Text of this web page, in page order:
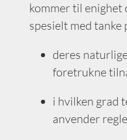
kommer til enighet
spesielt med tanke
deres
foretrukne
i hvilken grad
anvender